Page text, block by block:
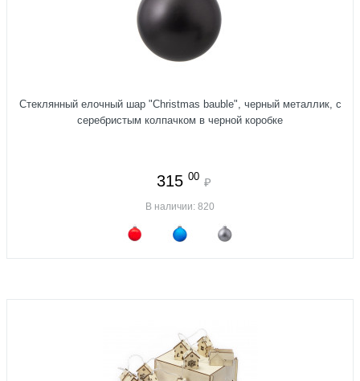
Стеклянный елочный шар "Christmas bauble", черный металлик, с
серебристым колпачком в черной коробке
315 00 ₽
В наличии: 820